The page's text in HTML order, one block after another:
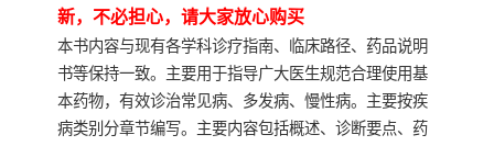
新，不必担心，请大家放心购买
本书内容与现有各学科诊疗指南、临床路径、药品说明
书等保持一致。主要用于指导广大医生规范合理使用基
本药物，有效诊治常见病、多发病、慢性病。主要按疾
病类别分章节编写。主要内容包括概述、诊断要点、药